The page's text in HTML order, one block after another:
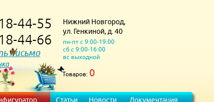
44-55
44-66
письмо
Нижний Новгород,
ул. Генкиной, д. 40
пн-пт с 9:00-19:00
сб с 9:00-16:00
вс выходной
Товаров: 0
Статьи Новости Документация